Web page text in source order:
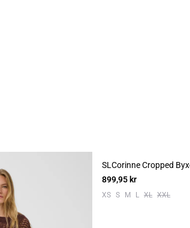
SLCorinne Cropped
899,95 kr
XS S M L XL XXL